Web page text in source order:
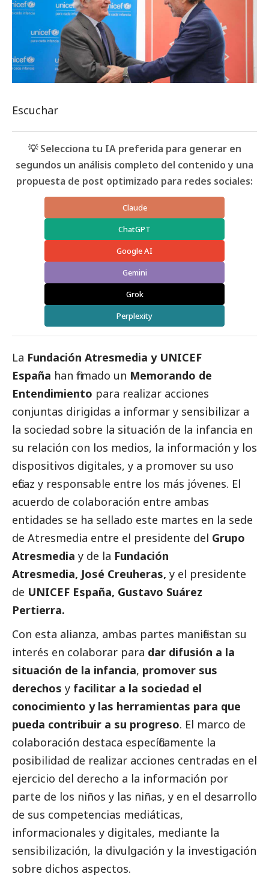
Escuchar
💡 Selecciona tu IA preferida para generar en
segundos un análisis completo del contenido y una
propuesta de post optimizado para redes sociales:
Claude
ChatGPT
Google AI
Gemini
Grok
Perplexity
La Fundación Atresmedia y UNICEF
España han firmado un Memorando de
Entendimiento para realizar acciones
conjuntas dirigidas a informar y sensibilizar a
la sociedad sobre la situación de la infancia en
su relación con los medios, la información y los
dispositivos digitales, y a promover su uso
eficaz y responsable entre los más jóvenes. El
acuerdo de colaboración entre ambas
entidades se ha sellado este martes en la sede
de Atresmedia entre el presidente del Grupo
Atresmedia y de la Fundación
Atresmedia, José Creuheras, y el presidente
de UNICEF España, Gustavo Suárez
Pertierra.
Con esta alianza, ambas partes manifiestan su
interés en colaborar para dar difusión a la
situación de la infancia, promover sus
derechos y facilitar a la sociedad el
conocimiento y las herramientas para que
pueda contribuir a su progreso. El marco de
colaboración destaca específicamente la
posibilidad de realizar acciones centradas en el
ejercicio del derecho a la información por
parte de los niños y las niñas, y en el desarrollo
de sus competencias mediáticas,
informacionales y digitales, mediante la
sensibilización, la divulgación y la investigación
sobre dichos aspectos.